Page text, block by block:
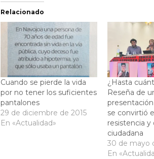
Relacionado
Cuando se pierde la vida
por no tener los suficientes
pantalones
29 de diciembre de 2015
En «Actualidad»
¿Hasta
Reseña de
se convirtió
resistencia y
ciudadana
30 de mayo
En